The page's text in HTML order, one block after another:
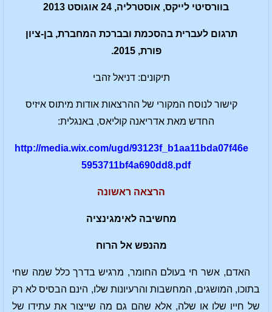
בוורסיטי לייקס, אוסטרליה, 24 אוגוסט 2013
תרגום לעברית בהסכמת ובברכת המחברת, בן-ציון
פורת, 2015.
תיקונים: דניאל זהבי
קישור לנוסח המקורי של ההרצאות אודות מיתוס איזיס
החדש מאת אדריאנה קוליאס, באנגלית:
http://media.wix.com/ugd/93123f_b1aa11bda07f46e
5953711bf4a690dd8.pdf
הרצאה ראשונה
מחשיבה לאימגינציה
מהנפש אל הרוח
האדם, אשר חי בעולם החומר, מרגיש בדרך כלל שמה שחי
בתוכו, המושגים, המחשבות והרעיונות שלו, הינם הבסיס לא רק
של חייו שלו או שלה, אלא שהם גם מה שייצור את עתידו של